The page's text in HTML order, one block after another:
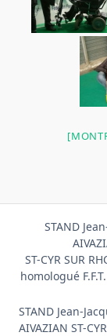
STAND
ST-CYR SUR
homologué
STAND Jean-
AIVAZIAN ST-